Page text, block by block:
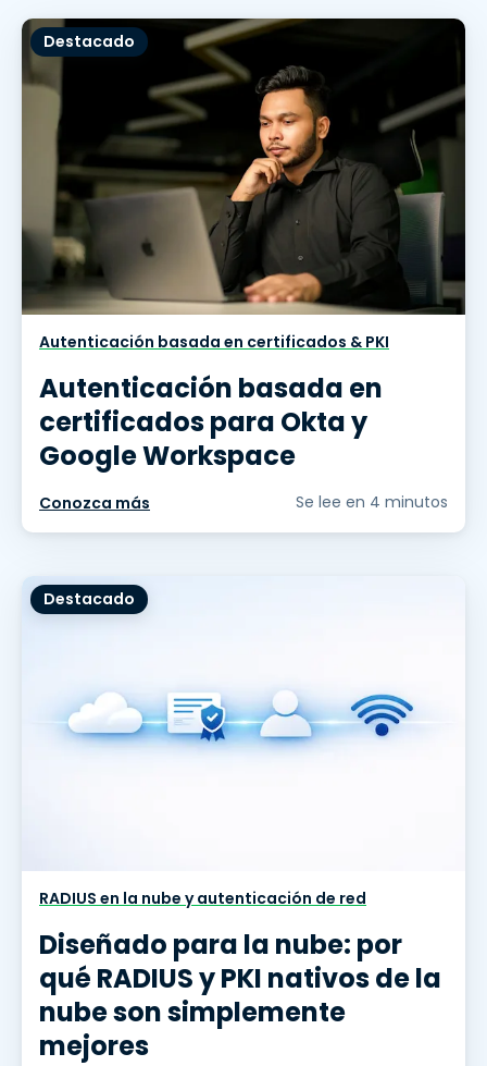
Destacado
Autenticación basada en certificados & PKI
Autenticación basada en
certificados para Okta y
Google Workspace
Conozca más Se lee en 4 minutos
Destacado
RADIUS en la nube y autenticación de red
Diseñado para la nube: por
qué RADIUS y PKI nativos de la
nube son simplemente
mejores